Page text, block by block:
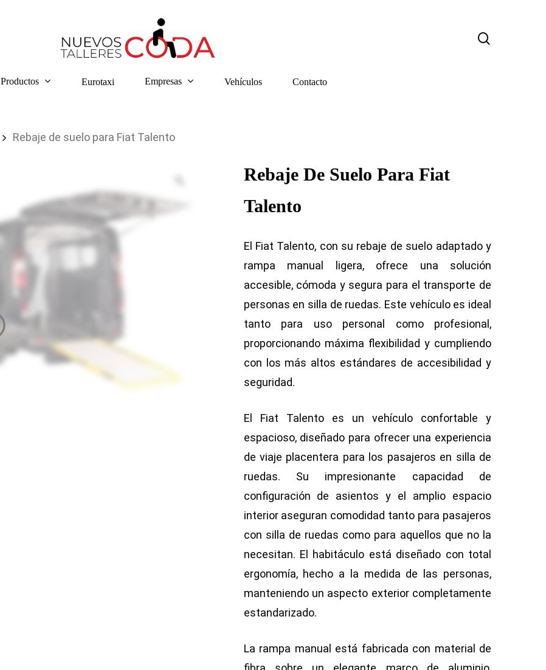
Productos Eurotaxi Empresas Vehículos Contacto
Rebaje de suelo para Fiat Talento
Rebaje De Suelo Para Fiat
Talento
El Fiat Talento, con su rebaje de suelo adaptado y
rampa manual ligera, ofrece una solución
accesible, cómoda y segura para el transporte de
personas en silla de ruedas. Este vehículo es ideal
tanto para uso personal como profesional,
proporcionando máxima flexibilidad y cumpliendo
con los más altos estándares de accesibilidad y
seguridad.
El Fiat Talento es un vehículo confortable y
espacioso, diseñado para ofrecer una experiencia
de viaje placentera para los pasajeros en silla de
ruedas. Su impresionante capacidad de
configuración de asientos y el amplio espacio
interior aseguran comodidad tanto para pasajeros
con silla de ruedas como para aquellos que no la
necesitan. El habitáculo está diseñado con total
ergonomía, hecho a la medida de las personas,
manteniendo un aspecto exterior completamente
estandarizado.
La rampa manual está fabricada con material de